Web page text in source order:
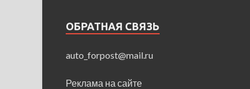
ОБРАТНАЯ СВЯЗЬ
auto_forpost@mail.ru
Реклама на сайте